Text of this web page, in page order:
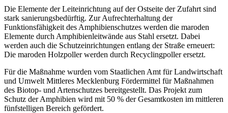
Die Elemente der Leiteinrichtung auf der Ostseite der Zufahrt sind
stark sanierungsbedürftig. Zur Aufrechterhaltung der
Funktionsfähigkeit des Amphibienschutzes werden die maroden
Elemente durch Amphibienleitwände aus Stahl ersetzt. Dabei
werden auch die Schutzeinrichtungen entlang der Straße erneuert:
Die maroden Holzpoller werden durch Recyclingpoller ersetzt.
Für die Maßnahme wurden vom Staatlichen Amt für Landwirtschaft
und Umwelt Mittleres Mecklenburg Fördermittel für Maßnahmen
des Biotop- und Artenschutzes bereitgestellt. Das Projekt zum
Schutz der Amphibien wird mit 50 % der Gesamtkosten im mittleren
fünfstelligen Bereich gefördert.